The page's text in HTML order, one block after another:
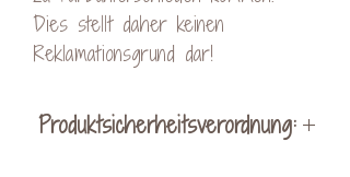
Dies stellt daher keinen
Reklamationsgrund dar!
Produktsicherheitsverordnung: